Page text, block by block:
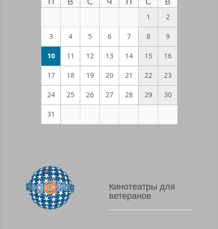
1
2
3 4 5 6 7 8 9
10 11 12 13 14 15 16
17 18 19 20 21 22 23
24 25 26 27 28 29 30
31
Кинотеатры для
ветеранов